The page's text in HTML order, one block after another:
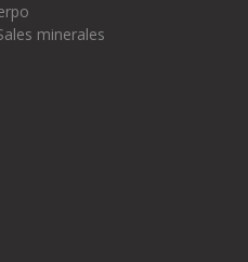
minerales